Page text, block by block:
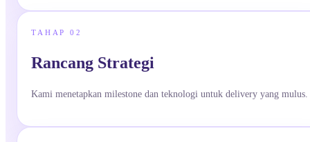
TAHAP02
Rancang Strategi
Kami menetapkan milestone dan teknologi untuk delivery yang mulus.